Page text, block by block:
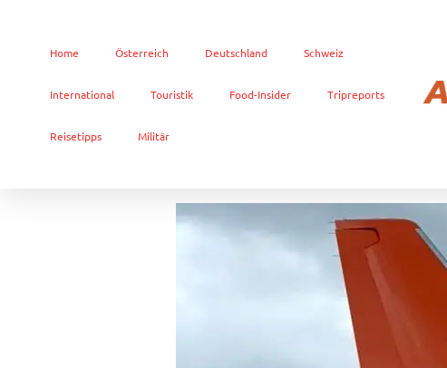
Home Österreich Deutschland Schweiz
International Touristik Food-Insider Tripreports
Reisetipps Militär